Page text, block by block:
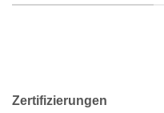
Zertifizierungen